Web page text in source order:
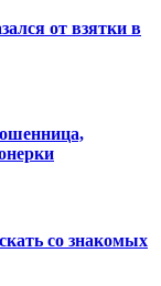
от взятки в
со знакомых